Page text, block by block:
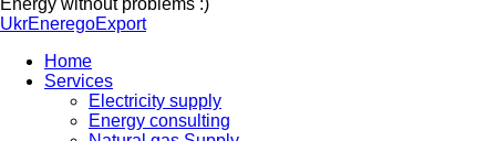
Energy without problems :)
UkrEneregoExport
Home
Services
Electricity supply
Energy consulting